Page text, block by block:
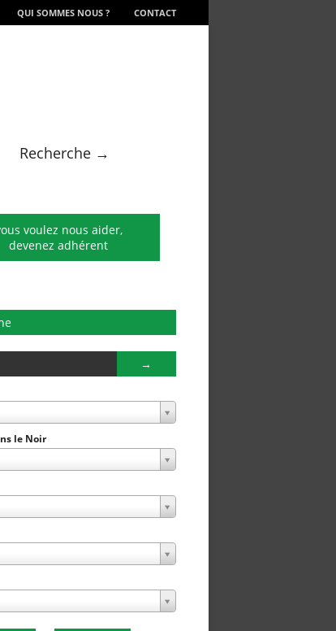
QUI SOMMES NOUS ? CONTACT
Recherche →
voulez nous aider,
devenez adhérent
le Noir